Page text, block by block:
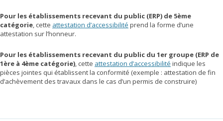
Pour les établissements recevant du public (ERP) de 5ème
catégorie, cette attestation d’accessibilité prend la forme d’une
attestation sur l’honneur.
Pour les établissements recevant du public du 1er groupe (ERP de
1ère à 4ème catégorie), cette attestation d’accessibilité indique les
pièces jointes qui établissent la conformité (exemple : attestation de fin
d’achèvement des travaux dans le cas d’un permis de construire)